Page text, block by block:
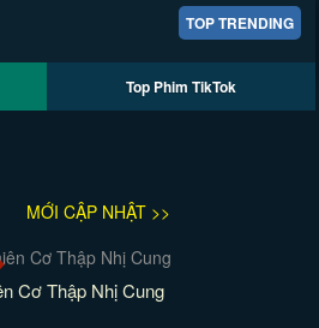
TOP TRENDING
Top Phim TikTok
MỚI CẬP NHẬT >>
Cơ Thập Nhị Cung